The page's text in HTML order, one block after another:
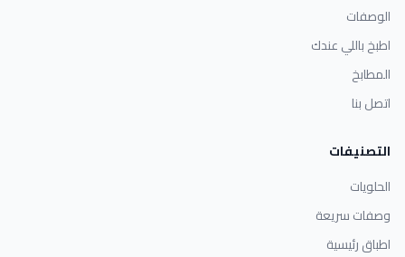
الوصفات
اطبخ باللي عندك
المطابخ
اتصل بنا
التصنيفات
الحلويات
وصفات سريعة
اطباق رئيسية